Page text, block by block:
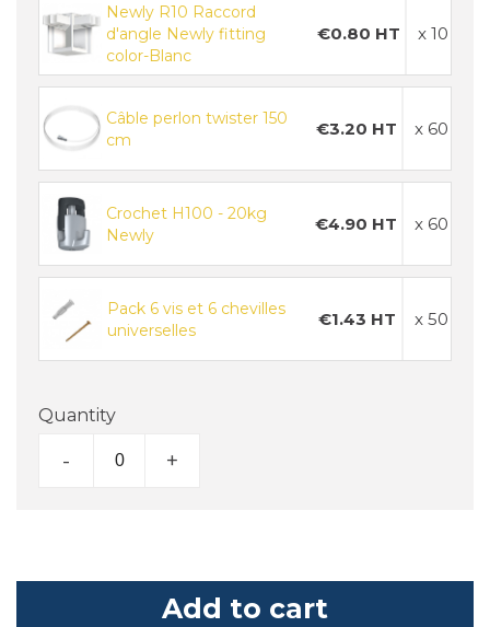
Newly R10 Raccord
d'angle Newly fitting
color-Blanc
€0.80 HT x 10
Câble perlon twister 150
cm
€3.20 HT x 60
Crochet H100 - 20kg
Newly
€4.90 HT x 60
Pack 6 vis et 6 chevilles
universelles
€1.43 HT x 50
Quantity
- +
Add to cart